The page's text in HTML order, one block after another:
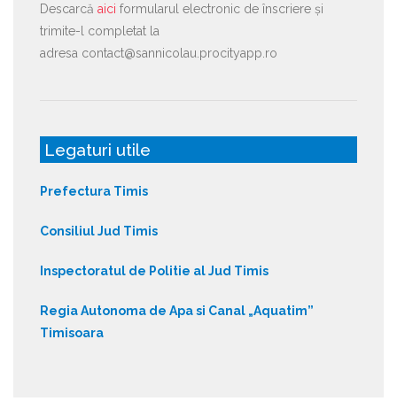
Descarcă aici formularul electronic de înscriere și
trimite-l completat la
adresa contact@sannicolau.procityapp.ro
Legaturi utile
Prefectura Timis
Consiliul Jud Timis
Inspectoratul de Politie al Jud Timis
Regia Autonoma de Apa si Canal „Aquatim”
Timisoara